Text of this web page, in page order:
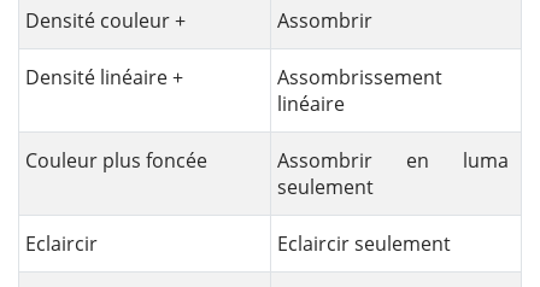
Densité couleur + Assombrir
Densité linéaire +
Assombrissement
linéaire
Couleur plus foncée
Assombrir en luma
seulement
Eclaircir Eclaircir seulement